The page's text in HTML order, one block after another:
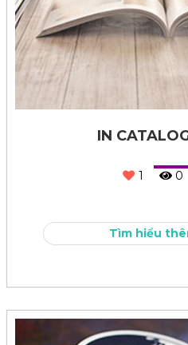
IN
1 0
Tìm hiểu